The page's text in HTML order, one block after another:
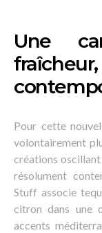
Une
Pour cette
volontairement
créations
résolument
Stuff associe
citron dans une
accents